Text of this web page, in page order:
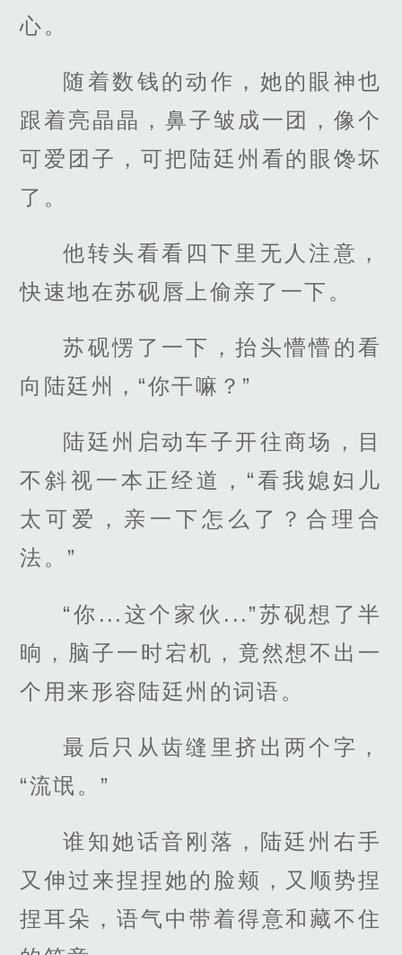
心。
随着数钱的动作，她的眼神也
跟着亮晶晶，鼻子皱成一团，像个
可爱团子，可把陆廷州看的眼馋坏
了。
他转头看看四下里无人注意，
快速地在苏砚唇上偷亲了一下。
苏砚愣了一下，抬头懵懵的看
向陆廷州，“你干嘛？”
陆廷州启动车子开往商场，目
不斜视一本正经道，“看我媳妇儿
太可爱，亲一下怎么了？合理合
法。”
“你...这个家伙...”苏砚想了半
晌，脑子一时宕机，竟然想不出一
个用来形容陆廷州的词语。
最后只从齿缝里挤出两个字，
“流氓。”
谁知她话音刚落，陆廷州右手
又伸过来捏捏她的脸颊，又顺势捏
捏耳朵，语气中带着得意和藏不住